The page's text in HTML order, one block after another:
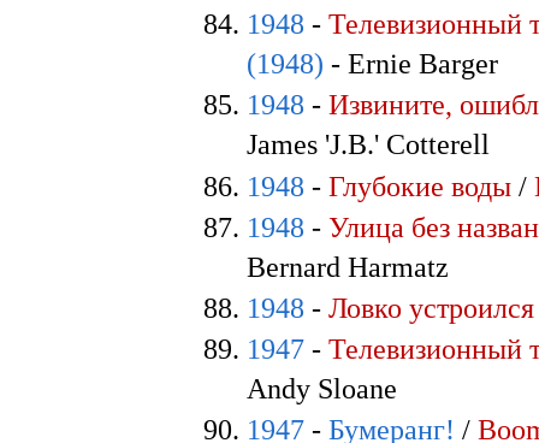
1948 -Телевизионный
(1948) - Ernie Barger
1948 -Извините,
James 'J.B.' Cotterell
1948 -Глубокие воды /
1948 -Улица без
Bernard Harmatz
1948 -Ловко устроился
1947 -Телевизионный
Andy Sloane
1947 - Бумеранг! /